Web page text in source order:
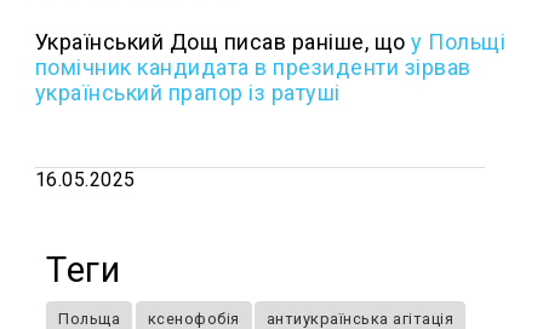
Український Дощ писав раніше, щоу Польщі
помічник кандидата в президенти зірвав
український прапор із ратуші
16.05.2025
Теги
Польща ксенофобія
антиукраїнська агітація